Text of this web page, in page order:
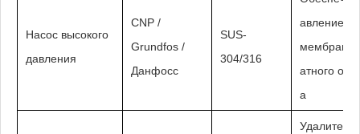
Насос высокого
давления
CNP /
Grundfos /
Данфосс
SUS-
304/316
авление
мембран
атного
а
Удалите